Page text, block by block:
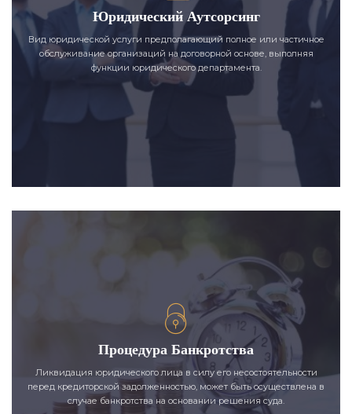
Юридический Аутсорсинг
Вид юридической услуги предполагающий полное или частичное
обслуживание организаций на договорной основе, выполняя
функции юридического департамента.
Процедура Банкротства
Ликвидация юридического лица в силу его несостоятельности
перед кредиторской задолженностью, может быть осуществлена в
случае банкротства на основании решения суда.